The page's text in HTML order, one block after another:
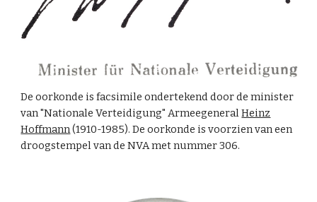
De oorkonde is facsimile ondertekend door de minister
van "Nationale Verteidigung" ArmeegeneralHeinz
Hoffmann (1910-1985). De oorkonde is voorzien van een
droogstempel van de NVA met nummer 306.